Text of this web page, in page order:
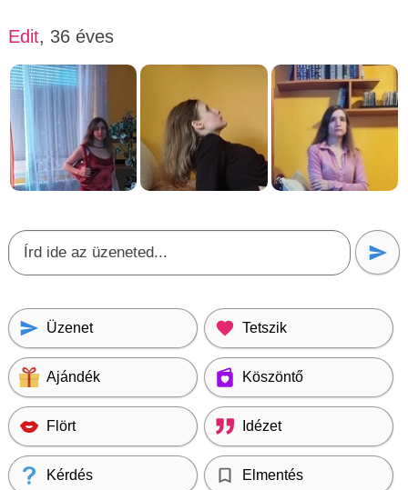
Edit, 36 éves
Üzenet Tetszik
Ajándék Köszöntő
Flört Idézet
Kérdés Elmentés